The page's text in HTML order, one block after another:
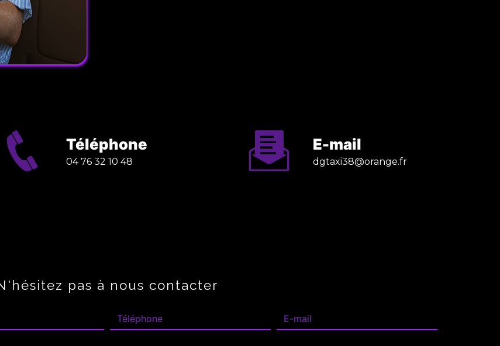
Téléphone
04 76 32 10 48
E-mail
dgtaxi38@orange.fr
pas à nous contacter